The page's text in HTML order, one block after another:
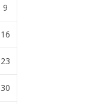
9
16
23
30